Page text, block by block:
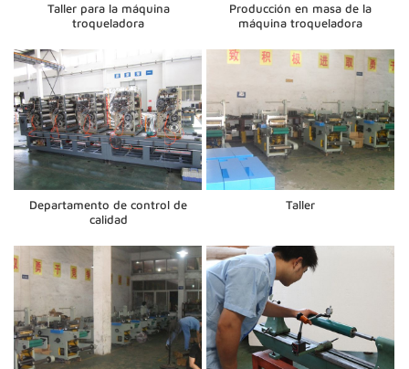
Taller para la máquina
troqueladora
Producción en masa de la
máquina troqueladora
Departamento de control de
calidad
Taller